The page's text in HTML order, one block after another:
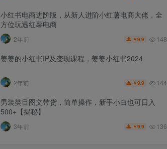
小红书电商进阶版，从新人进阶小红薯电商大佬，全
方位玩透红薯电商
2年前 ￥9.9 148
姜姜的小红书IP及变现课程，姜姜小红书2024
2年前 ￥9.9 144
男装类目图文带货，简单操作，新手小白也可日入
500+【揭秘】
3年前 ￥9.9 136